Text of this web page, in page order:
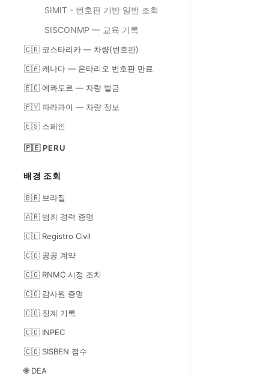
SIMIT - 번호판 기반 일반 조회
SISCONMP — 교육 기록
🇨🇷 코스타리카 — 차량(번호판)
🇨🇦 캐나다 — 온타리오 번호판 만료
🇪🇨 에콰도르 — 차량 벌금
🇵🇾 파라과이 — 차량 정보
🇪🇸 스페인
🇵🇪 PERU
배경 조회
🇧🇷 브라질
🇦🇷 범죄 경력 증명
🇨🇱 Registro Civil
🇨🇴 공공 계약
🇨🇴 RNMC 시정 조치
🇨🇴 감사원 증명
🇨🇴 징계 기록
🇨🇴 INPEC
🇨🇴 SISBEN 점수
🌐 DEA